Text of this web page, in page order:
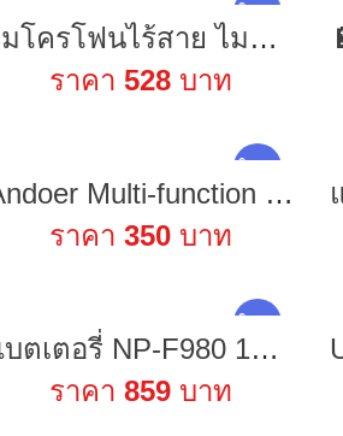
ไมโครโฟนไร้สาย ไมค์ร้องเพลง ไมค์ ไมค์ไร้สาย ไมโครโฟน คาราโอเกะ microphone ไร้สาย ไมค์โครโฟน ไมค์ลอย UHF ไมล์ karaoke
ราคา 528บาท
Andoer Multi-function Ball Head Clamp Ball Mount Clamp Arm Super Clamp with 1/4-20 Thread for GPS Phone LCD/DV Monitor LED Video Light Flash Light Microphone and More
ราคา 350บาท
แบตเตอรี่ NP-F980 10800mAh มีไฟบอกสถานะแบต NP-F970 Battery Type-C USB Output สำหรับกล้อง SONY F970 F960 F750 F550
ราคา 859บาท